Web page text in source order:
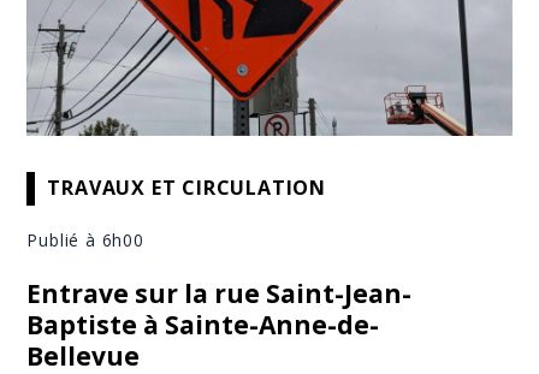
TRAVAUX ET CIRCULATION
Publié à 6h00
Entrave sur la rue Saint-Jean-
Baptiste à Sainte-Anne-de-
Bellevue